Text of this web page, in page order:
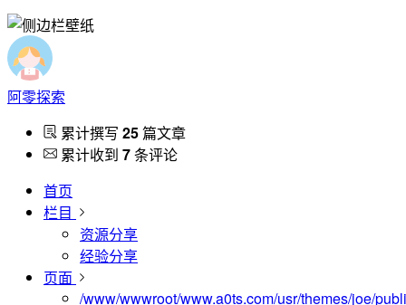
阿零探索
累计撰写 25篇文章
累计收到 7条评论
首页
栏目
资源分享
经验分享
页面
/www/wwwroot/www.a0ts.com/usr/themes/joe/